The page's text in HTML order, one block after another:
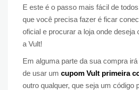
E este é o passo mais fácil de
que você precisa fazer é ficar
oficial e procurar a loja onde deseja
a Vult!
Em alguma parte da sua compra
de usar um cupom Vult primeira
outro qualquer, que seja um código